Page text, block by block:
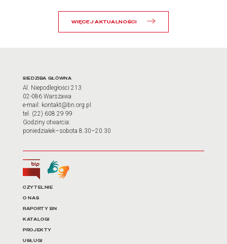
WIĘCEJ AKTUALNOŚCI
Adres oraz godziny
SIEDZIBA GŁÓWNA
Al. Niepodległości 213
02-086 Warszawa
e-mail: kontakt@bn.org.pl
tel. (22) 608 29 99
Godziny otwarcia:
poniedziałek–sobota 8.30–20.30
Biuletyn Informacji Publicznej
Tłumacz języka migowego
Linki do najważniejszych
CZYTELNIE
O NAS
RAPORTY BN
KATALOGI
PROJEKTY
USŁUGI